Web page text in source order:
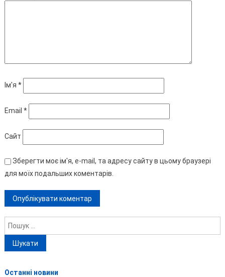
Ім'я *
Email *
Сайт
Зберегти моє ім'я, e-mail, та адресу сайту в цьому браузері
для моїх подальших коментарів.
Пошук:
Останні новини